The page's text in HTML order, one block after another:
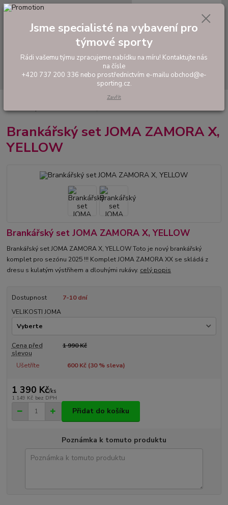
Hledat
tel: +420 737 200 336
0,00 Kč
Fotbaloví brankáři
Brankářský set JOMA ZAMORA X, YELLOW
Brankářský set JOMA ZAMORA X,
YELLOW
Brankářský set JOMA ZAMORA X, YELLOW
Brankářský set JOMA ZAMORA X, YELLOW Toto je nový brankářský
komplet pro sezónu 2025 !!! Komplet JOMA ZAMORA XX se skládá z
dresu s kulatým výstřihem a dlouhými rukávy. celý popis
Dostupnost
7-10 dní
VELIKOSTI JOMA
Cena před
slevou
1 990 Kč
Ušetříte 600 Kč (30% sleva)
1 390 Kč/ks
1 149 Kč bez DPH
Přidat do košíku
Poznámka k tomuto produktu
Jsme specialisté na vybavení pro
týmové sporty
Rádi vašemu týmu zpracujeme nabídku na míru! Kontaktujte nás
na čísle
+420 737 200 336 nebo prostřednictvím e-mailu obchod@e-
sporting.cz.
Zavřít